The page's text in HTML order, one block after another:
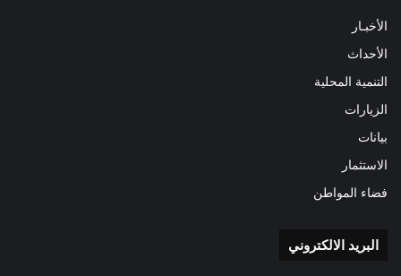
الأخبـار
الأحداث
التنمية المحلية
الزيارات
بيانات
الاستثمار
فضاء المواطن
البريد الالكتروني